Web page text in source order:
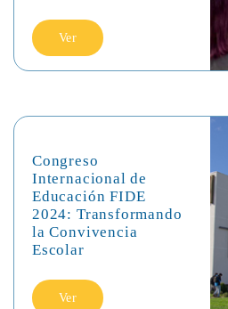
Ver
Congreso
Internacional de
Educación FIDE
2024: Transformando
la Convivencia
Escolar
Ver